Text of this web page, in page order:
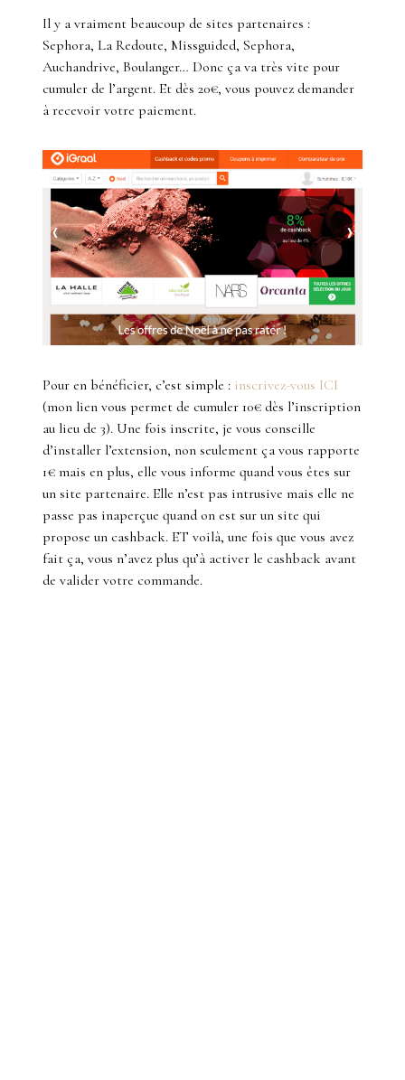
Il y a vraiment beaucoup de sites partenaires :
Sephora, La Redoute, Missguided, Sephora,
Auchandrive, Boulanger… Donc ça va très vite pour
cumuler de l’argent. Et dès 20€, vous pouvez demander
à recevoir votre paiement.
Pour en bénéficier, c’est simple : inscrivez-vous ICI
(mon lien vous permet de cumuler 10€ dès l’inscription
au lieu de 3). Une fois inscrite, je vous conseille
d’installer l’extension, non seulement ça vous rapporte
1€ mais en plus, elle vous informe quand vous êtes sur
un site partenaire. Elle n’est pas intrusive mais elle ne
passe pas inaperçue quand on est sur un site qui
propose un cashback. ET voilà, une fois que vous avez
fait ça, vous n’avez plus qu’à activer le cashback avant
de valider votre commande.